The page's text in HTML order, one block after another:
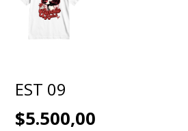
EST 09
$5.500,00